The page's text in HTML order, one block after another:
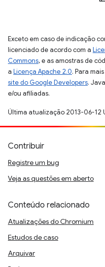
Exceto em caso de indicação
licenciado de acordo com a
Commons, e as amostras de
a Licença Apache 2.0. Para
site do Google Developers.
e/ou afiliadas.
Última atualização 2013-06-12
Contribuir
Registre um bug
Veja as questões em aberto
Conteúdo relacionado
Atualizações do Chromium
Estudos de caso
Arquivar